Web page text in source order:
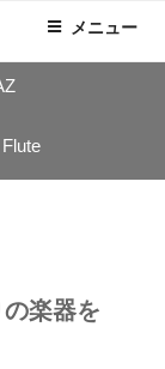
メニュー
リーズ
楽器を